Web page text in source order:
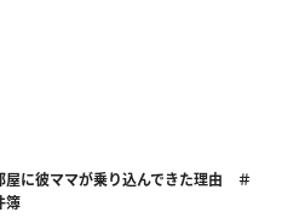
屋に彼ママが乗り込んできた理由 ＃
簿